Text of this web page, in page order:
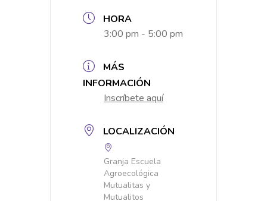
HORA
3:00 pm - 5:00 pm
MÁS
INFORMACIÓN
Inscríbete aquí
LOCALIZACIÓN
Granja Escuela
Agroecológica
Mutualitas y
Mutualitos